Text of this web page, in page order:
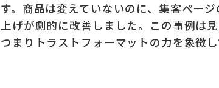
す。 商品は変えていないのに、集客ペー
上げが劇的に改善しました。この事例は
つまりトラストフォーマットの力を象徴し